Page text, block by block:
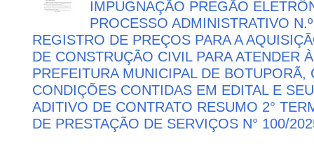
IMPUGNAÇÃO PREGÃO
PROCESSO ADMINISTRATIVO
REGISTRO DE PREÇOS PARA A
DE CONSTRUÇÃO CIVIL PARA ATENDER
PREFEITURA MUNICIPAL DE
CONDIÇÕES CONTIDAS EM EDITAL E
ADITIVO DE CONTRATO RESUMO 2°
DE PRESTAÇÃO DE SERVIÇOS N° 100/